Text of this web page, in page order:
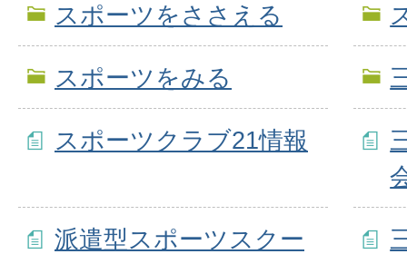
スポーツをささえる
スポーツをみる
スポーツクラブ21情報
派遣型スポーツスクー